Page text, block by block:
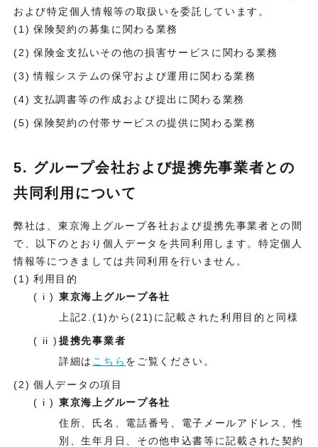
および特定個人情報等の取扱いを委託しています。
保険契約の募集に関わる業務
保険金支払いその他の損害サービスに関わる業務
情報システムの保守および運用に関わる業務
支払調書等の作成および提出に関わる業務
保険契約の付帯サービスの提供に関わる業務
5. グループ会社および提携先事業者との
共同利用について
弊社は、東京海上グループ各社および提携先事業者との間
で、以下のとおり個人データを共同利用します。特定個人
情報等につきましては共同利用を行いません。
利用目的
東京海上グループ各社
上記2.(1)から(21)に記載された利用目的と同様
提携先事業者
詳細は こちら をご覧ください。
個人データの項目
東京海上グループ各社
住所、氏名、電話番号、電子メールアドレス、性
別、生年月日、その他申込書等に記載された契約